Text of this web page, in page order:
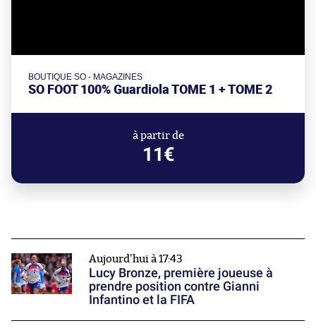
BOUTIQUE SO - MAGAZINES
SO FOOT 100% Guardiola TOME 1 + TOME 2
à partir de
11€
Aujourd'hui à 17:43
Lucy Bronze, première joueuse à
prendre position contre Gianni
Infantino et la FIFA